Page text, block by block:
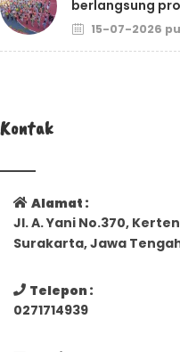
berlangsung
15-07-2026
Kontak
Alamat :
Jl. A. Yani No.370,
Surakarta, Jawa
Telepon :
0271714939